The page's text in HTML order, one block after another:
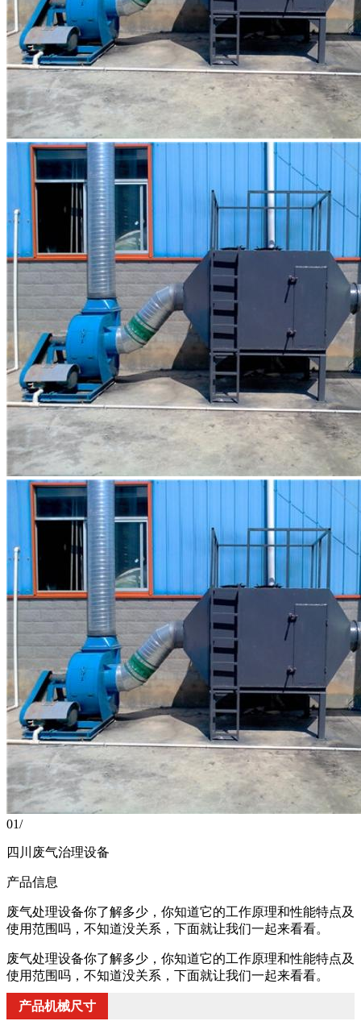
01/
四川废气治理设备
产品信息
废气处理设备你了解多少，你知道它的工作原理和性能特点及
使用范围吗，不知道没关系，下面就让我们一起来看看。
废气处理设备你了解多少，你知道它的工作原理和性能特点及
使用范围吗，不知道没关系，下面就让我们一起来看看。
产品机械尺寸